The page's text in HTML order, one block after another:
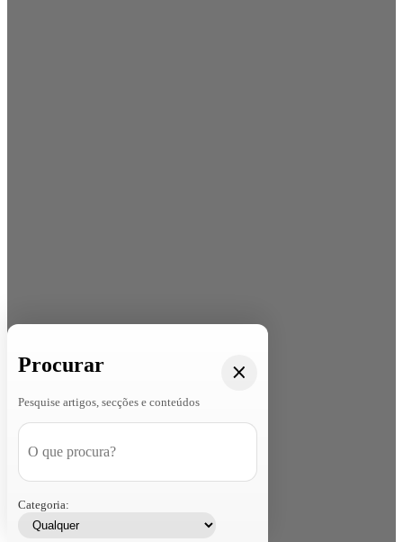
Procurar
Pesquise artigos, secções e conteúdos
Categoria: